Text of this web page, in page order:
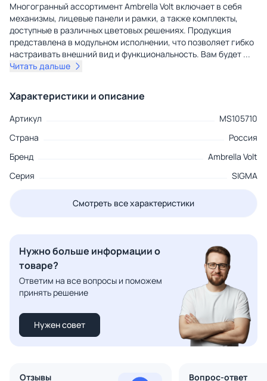
Многогранный ассортимент Ambrella Volt включает в себя
механизмы, лицевые панели и рамки, а также комплекты,
доступные в различных цветовых решениях. Продукция
представлена в модульном исполнении, что позволяет гибко
настраивать внешний вид и функциональность. Вам будет ...
Читать дальше
Характеристики и описание
Артикул
MS105710
Страна
Россия
Бренд
Ambrella Volt
Серия
SIGMA
Смотреть все характеристики
Нужно больше информации о
товаре?
Ответим на все вопросы и поможем
принять решение
Нужен совет
Отзывы Вопрос-ответ